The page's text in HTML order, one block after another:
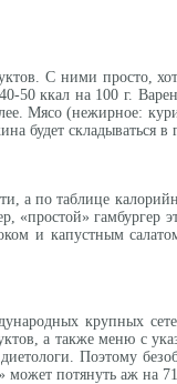
С ними просто,
50 ккал на 100 г.
Мясо (нежирное:
будет складываться в
а по таблице
«простой»
и капустным
крупных
а также меню с
Поэтому
потянуть аж на